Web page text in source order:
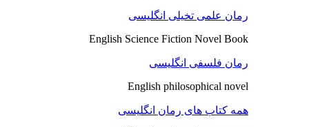
رمان علمی تخیلی انگلیسی
English Science Fiction Novel Book
رمان فلسفی انگلیسی
English philosophical novel
همه کتاب های رمان انگلیسی